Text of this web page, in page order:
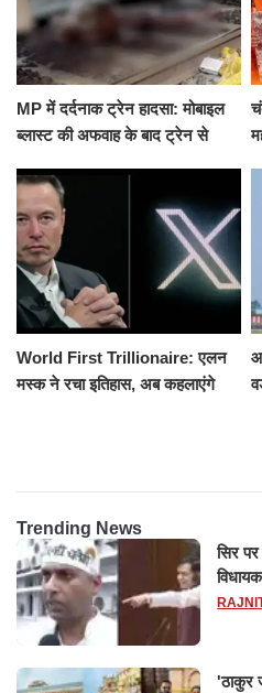
MP में दर्दनाक ट्रेन हादसा: मोबाइल
ब्लास्ट की अफवाह के बाद ट्रेन से
रौंदा, 4 की मौत
World First Trillionaire: एलन
मस्क ने रचा इतिहास, अब कहलाएंगे
Trending News
सिर
मानसून
'ठाकुर